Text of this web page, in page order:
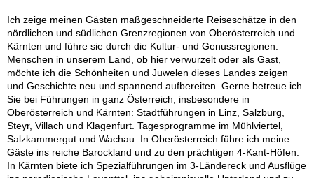
Ich zeige meinen Gästen maßgeschneiderte Reiseschätze in den
nördlichen und südlichen Grenzregionen von Oberösterreich und
Kärnten und führe sie durch die Kultur- und Genussregionen.
Menschen in unserem Land, ob hier verwurzelt oder als Gast,
möchte ich die Schönheiten und Juwelen dieses Landes zeigen
und Geschichte neu und spannend aufbereiten. Gerne betreue ich
Sie bei Führungen in ganz Österreich, insbesondere in
Oberösterreich und Kärnten: Stadtführungen in Linz, Salzburg,
Steyr, Villach und Klagenfurt. Tagesprogramme im Mühlviertel,
Salzkammergut und Wachau. In Oberösterreich führe ich meine
Gäste ins reiche Barockland und zu den prächtigen 4-Kant-Höfen.
In Kärnten biete ich Spezialführungen im 3-Ländereck und Ausflüge